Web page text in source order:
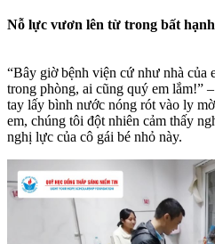
Nỗ lực vươn lên từ trong bất
“Bây giờ bệnh viện cứ như nhà của
trong phòng, ai cũng quý em lắm!”
tay lấy bình nước nóng rót vào ly
em, chúng tôi đột nhiên cảm thấy
nghị lực của cô gái bé nhỏ này.